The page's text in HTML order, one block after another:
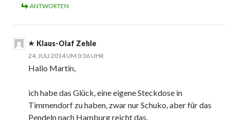
ANTWORTEN
Klaus-Olaf Zehle
24. JULI 2014 UM 0:36 UHR
Hallo Martin,
ich habe das Glück, eine eigene Steckdose in
Timmendorf zu haben, zwar nur Schuko, aber für das
Pendeln nach Hamburg reicht das.